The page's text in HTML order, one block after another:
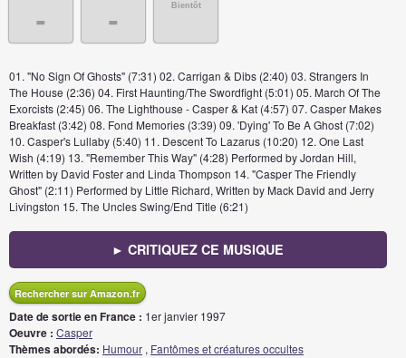
- -
Bientôt
01. "No Sign Of Ghosts" (7:31) 02. Carrigan & Dibs (2:40) 03. Strangers In
The House (2:36) 04. First Haunting/The Swordfight (5:01) 05. March Of The
Exorcists (2:45) 06. The Lighthouse - Casper & Kat (4:57) 07. Casper Makes
Breakfast (3:42) 08. Fond Memories (3:39) 09. 'Dying' To Be A Ghost (7:02)
10. Casper's Lullaby (5:40) 11. Descent To Lazarus (10:20) 12. One Last
Wish (4:19) 13. "Remember This Way" (4:28) Performed by Jordan Hill,
Written by David Foster and Linda Thompson 14. "Casper The Friendly
Ghost" (2:11) Performed by Little Richard, Written by Mack David and Jerry
Livingston 15. The Uncles Swing/End Title (6:21)
► CRITIQUEZ CE MUSIQUE
Rechercher sur Amazon.fr
Date de sortie en France : 1er janvier 1997
Oeuvre : Casper
Thèmes abordés: Humour , Fantômes et créatures occultes